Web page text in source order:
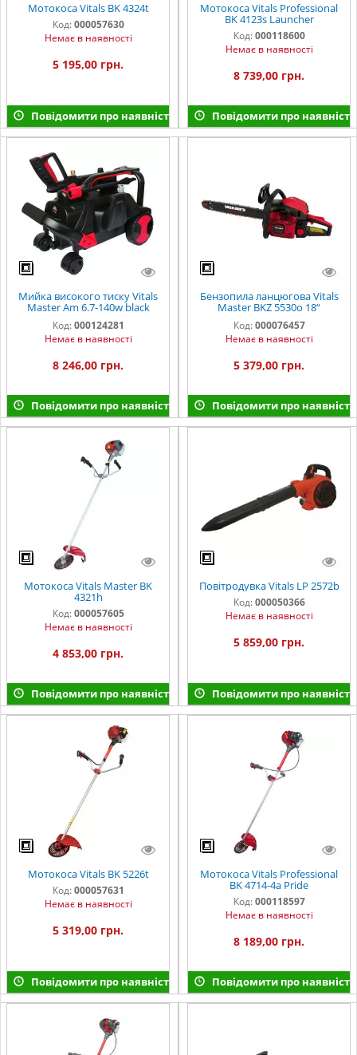
Мотокоса Vitals BK 4324t
Код: 000057630
Немає в наявності
5 195,00 грн.
Повідомити про наявність
Мотокоса Vitals Professional
BK 4123s Launcher
Код: 000118600
Немає в наявності
8 739,00 грн.
Повідомити про наявність
Мийка високого тиску Vitals
Master Am 6.7-140w black
edition
Код: 000124281
Немає в наявності
8 246,00 грн.
Повідомити про наявність
Бензопила ланцюгова Vitals
Master BKZ 5530o 18“
AluMagnio
Код: 000076457
Немає в наявності
5 379,00 грн.
Повідомити про наявність
Мотокоса Vitals Master BK
4321h
Код: 000057605
Немає в наявності
4 853,00 грн.
Повідомити про наявність
Повітродувка Vitals LP 2572b
Код: 000050366
Немає в наявності
5 859,00 грн.
Повідомити про наявність
Мотокоса Vitals BK 5226t
Код: 000057631
Немає в наявності
5 319,00 грн.
Повідомити про наявність
Мотокоса Vitals Professional
BK 4714-4a Pride
Код: 000118597
Немає в наявності
8 189,00 грн.
Повідомити про наявність